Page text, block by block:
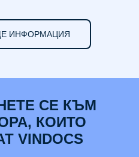
ИНФОРМАЦИЯ
СЕ КЪМ
КОИТО
VINDOCS